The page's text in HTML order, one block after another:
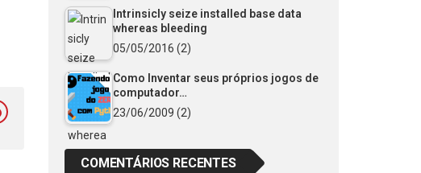
Intrinsicly seize installed base data
whereas bleeding
05/05/2016 (2)
Como Inventar seus próprios jogos de
computador…
23/06/2009 (2)
COMENTÁRIOS RECENTES